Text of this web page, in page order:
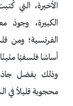
الأخيرة، التي
الكبيرة، وجودَ
الفرنسية؛ ومن
أساسًا فلسفيًا
وذلك بفضل
محجوبة قليلاً في